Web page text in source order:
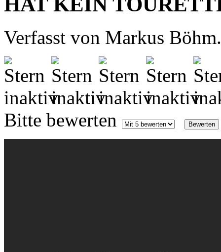
Verfasst von Markus
Bitte bewerten